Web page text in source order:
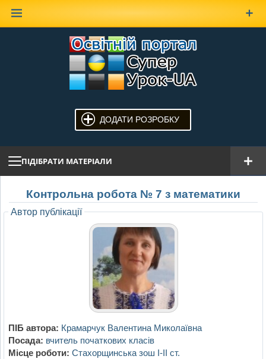
ДОДАТИ РОЗРОБКУ
ПІДІБРАТИ МАТЕРІАЛИ
Контрольна робота № 7 з математики
Автор публікації
ПІБ автора: Крамарчук Валентина Миколаївна
Посада: вчитель початкових класів
Місце роботи: Стахорщинська зош І-ІІ ст.